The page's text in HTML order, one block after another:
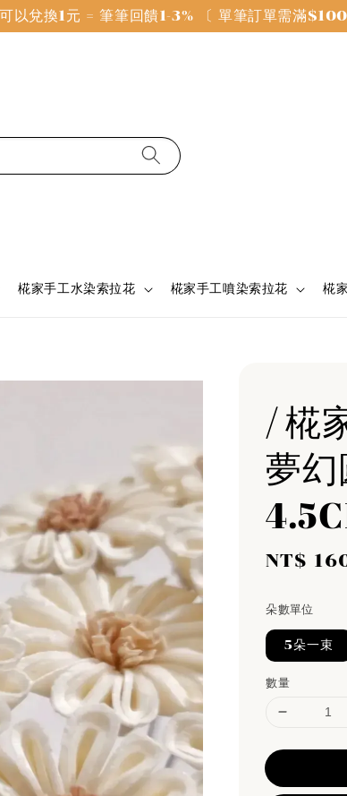
兌換1元 = 筆筆回饋1-3% 〔 單筆訂單需滿
椛家手工水染索拉花 椛家手工噴染索拉花 椛
/ 椛
夢
Sale
NT$
朵數單位
5朵一束
數量